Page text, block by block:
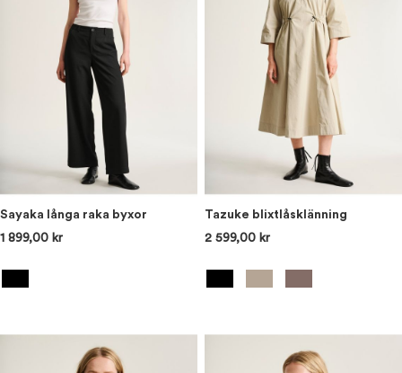
Sayaka långa raka byxor
1 899,00 kr
Tazuke blixtlåsklänning
2 599,00 kr